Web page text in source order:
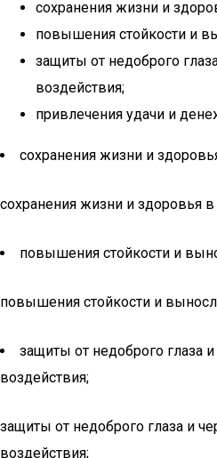
сохранения жизни и
повышения стойкости и
защиты от недоброго
воздействия;
привлечения удачи и
сохранения жизни и
сохранения жизни и здоровья
повышения стойкости и
повышения стойкости и
защиты от недоброго глаза
воздействия;
защиты от недоброго глаза и
воздействия;